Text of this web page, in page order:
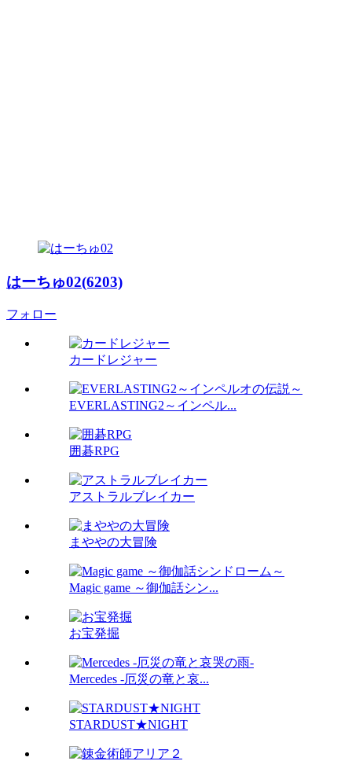
はーちゅ02(6203)
フォロー
カードレジャー
EVERLASTING2～インペル...
囲碁RPG
アストラルブレイカー
まややの大冒険
Magic game ～御伽話シン...
お宝発掘
Mercedes -厄災の竜と哀...
STARDUST★NIGHT